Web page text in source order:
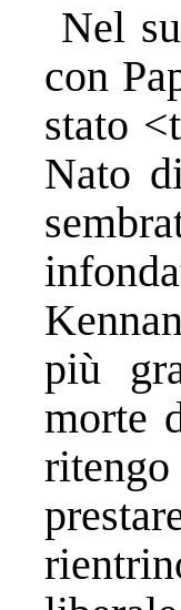
Nel
con
stato
Nato
più
morte